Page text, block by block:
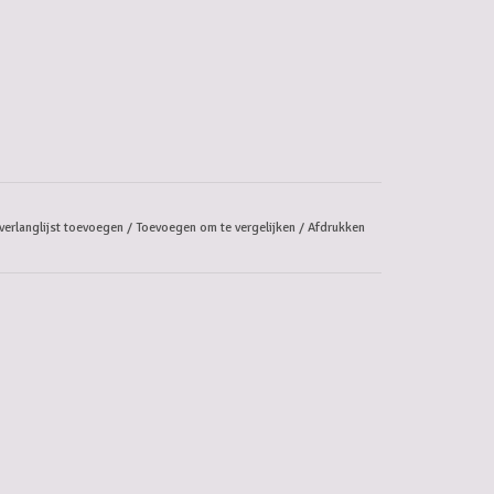
toevoegen / Toevoegen om te vergelijken / Afdrukken